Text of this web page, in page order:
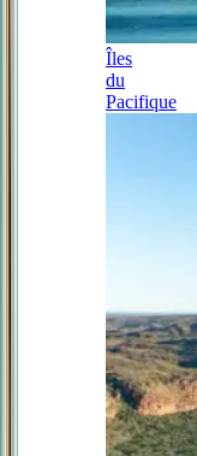
Îles
du
Pacifique